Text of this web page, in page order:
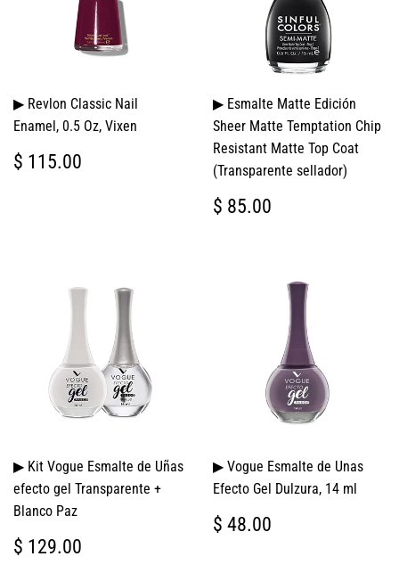
▶ Revlon Classic Nail
Enamel, 0.5 Oz, Vixen
PRECIO
HABITUAL
$ 115.00
▶ Esmalte Matte Edición
Sheer Matte Temptation Chip
Resistant Matte Top Coat
(Transparente sellador)
PRECIO
HABITUAL
$ 85.00
▶ Kit Vogue Esmalte de Uñas
efecto gel Transparente +
Blanco Paz
PRECIO
HABITUAL
$ 129.00
▶ Vogue Esmalte de Unas
Efecto Gel Dulzura, 14 ml
PRECIO
HABITUAL
$ 48.00